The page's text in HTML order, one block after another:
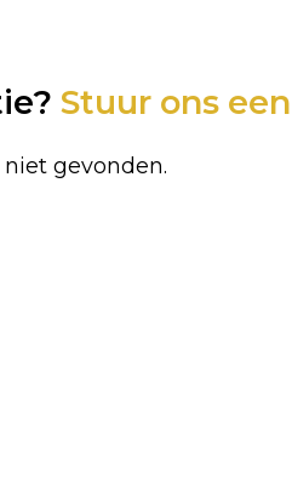
Stuur ons
gevonden.